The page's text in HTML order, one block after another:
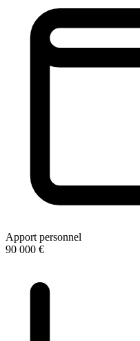
Apport personnel
90 000 €